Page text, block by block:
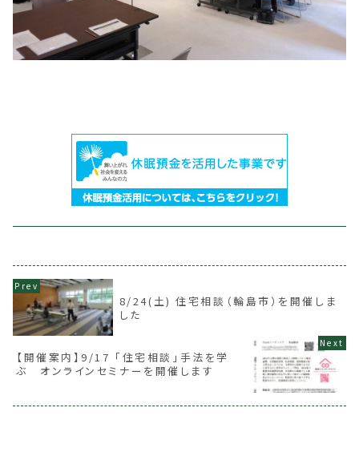
8/24(土) 住宅相談（輪島市）を開催しま
した
【開催案内】9/17 「住宅相談」手法を学
ぶ オンラインセミナーを開催します